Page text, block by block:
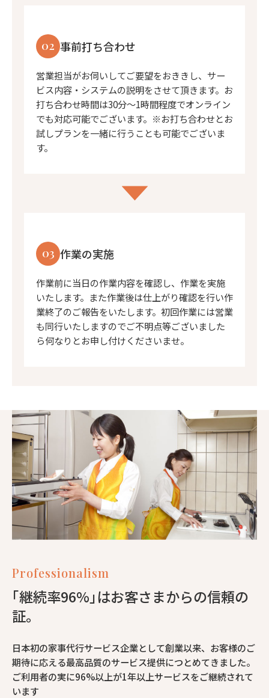
02 事前打ち合わせ
営業担当がお伺いしてご要望をおききし、サー
ビス内容・システムの説明をさせて頂きます。お
打ち合わせ時間は30分〜1時間程度でオンライン
でも対応可能でございます。※お打ち合わせとお
試しプランを一緒に行うことも可能でございま
す。
03 作業の実施
作業前に当日の作業内容を確認し、作業を実施
いたします。また作業後は仕上がり確認を行い作
業終了のご報告をいたします。初回作業には営業
も同行いたしますのでご不明点等ございました
ら何なりとお申し付けくださいませ。
Professionalism
｢継続率96%｣はお客さまからの信頼の
証。
日本初の家事代行サービス企業として創業以来、お客様のご
期待に応える最高品質のサービス提供につとめてきました。
ご利用者の実に96%以上が1年以上サービスをご継続されて
います